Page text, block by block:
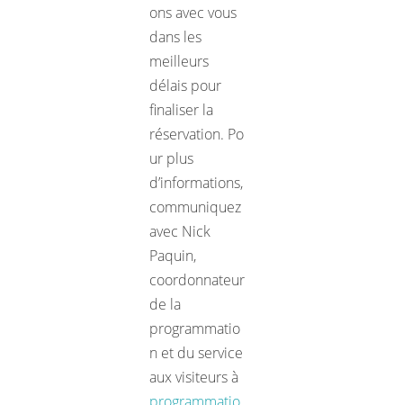
ons avec vous
dans les
meilleurs
délais pour
finaliser la
réservation. Po
ur plus
d’informations,
communiquez
avec Nick
Paquin,
coordonnateur
de la
programmatio
n et du service
aux visiteurs à
programmatio